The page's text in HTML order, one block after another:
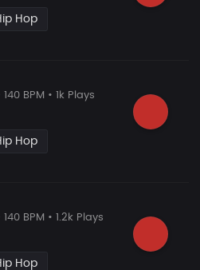
Hop
140 BPM • 1k Plays
Hop
140 BPM • 1.2k Plays
Hop